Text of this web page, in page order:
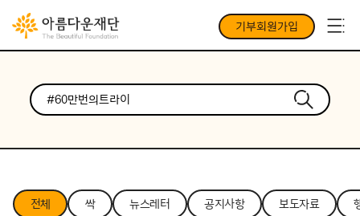
기부회원가입
전체 싹 뉴스레터 공지사항 보도자료